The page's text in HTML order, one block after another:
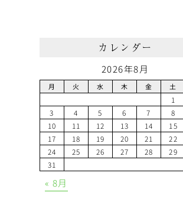
カレンダー
2026年8月
月 火 水 木 金 土
1
3
4 5 6 7 8
10
11 12 13 14 15
17
18 19 20 21 22
24
25 26 27 28 29
31
« 8月